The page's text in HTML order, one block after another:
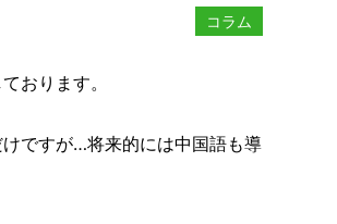
コラム
おります。
ですが…将来的には中国語も導